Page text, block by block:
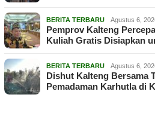
BERITA TERBARU Agustus 6,
Pemprov Kalteng
Kuliah Gratis Disiapkan
BERITA TERBARU Agustus 6,
Dishut Kalteng Bersama
Pemadaman Karhutla di